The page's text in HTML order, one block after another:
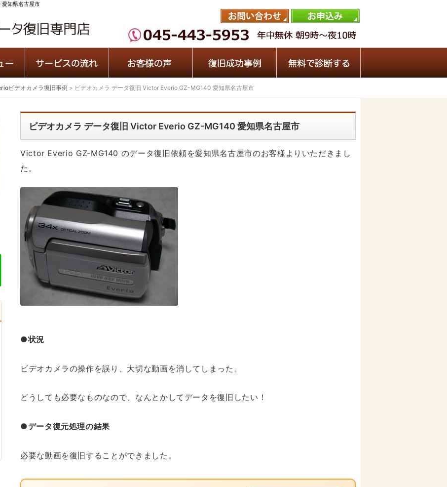
知県名古屋市
ビデオカメラ復旧事例 > ビデオカメラ データ復旧 Victor Everio GZ-MG140 愛知県名古屋市
ビデオカメラ データ復旧 Victor Everio GZ-MG140 愛知県名古屋市
Victor Everio GZ-MG140 のデータ復旧依頼を愛知県名古屋市のお客様よりいただきまし
た。
●状況
ビデオカメラの操作を誤り、大切な動画を消してしまった。
どうしても必要なものなので、なんとかしてデータを復旧したい！
●データ復元処理の結果
必要な動画を復旧することができました。